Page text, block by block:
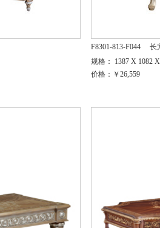
F8301-813-F044
长
规格： 1387 X 1082
价格：￥26,559